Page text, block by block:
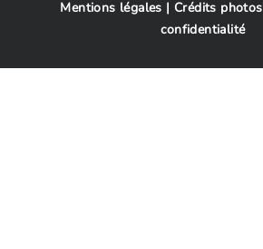
Mentions légales | Crédits photos
confidentialité